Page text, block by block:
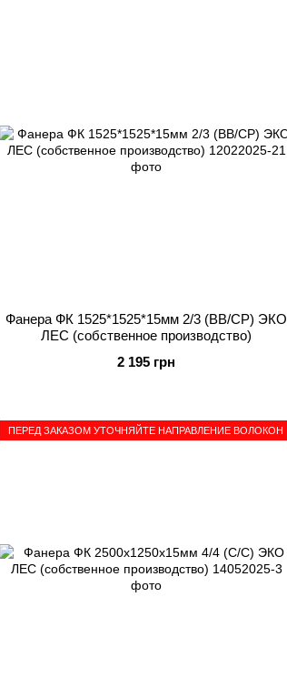
Фанера ФК 1525*1525*15мм 2/3 (BB/СР) ЭКО
ЛЕС (собственное производство)
2 195 грн
ПЕРЕД ЗАКАЗОМ УТОЧНЯЙТЕ НАПРАВЛЕНИЕ ВОЛОКОН